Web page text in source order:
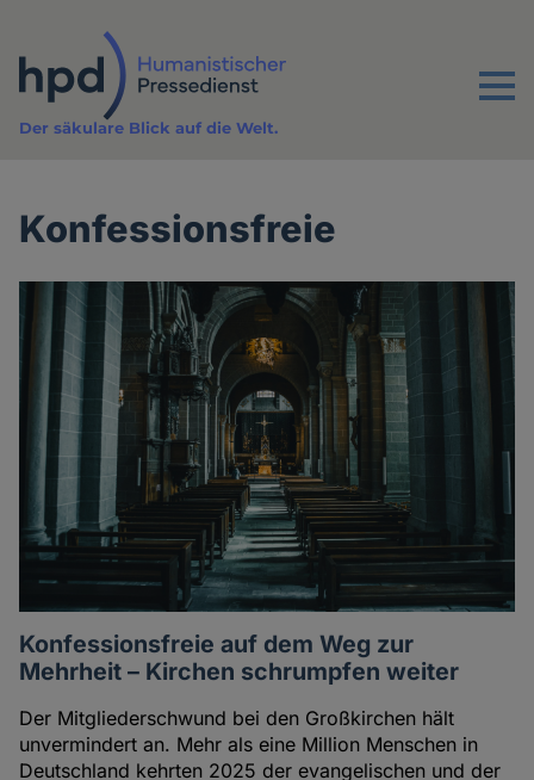
Inhalt
Menu
Der säkulare Blick auf die Welt.
Konfessionsfreie
Konfessionsfreie auf dem Weg zur
Mehrheit – Kirchen schrumpfen weiter
Der Mitgliederschwund bei den Großkirchen hält
unvermindert an. Mehr als eine Million Menschen in
Deutschland kehrten 2025 der evangelischen und der